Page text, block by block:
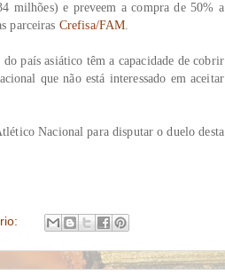
milhões) e preveem a compra de 50% a
parceiras Crefisa/FAM.
país asiático têm a capacidade de cobrir
que não está interessado em aceitar
Nacional para disputar o duelo desta